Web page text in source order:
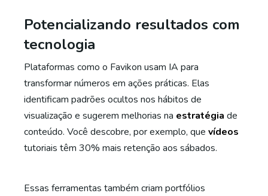
Potencializando resultados com
tecnologia
Plataformas como o Favikon usam IA para
transformar números em ações práticas. Elas
identificam padrões ocultos nos hábitos de
visualização e sugerem melhorias na estratégia de
conteúdo. Você descobre, por exemplo, que vídeos
tutoriais têm 30% mais retenção aos sábados.
Essas ferramentas também criam portfólios